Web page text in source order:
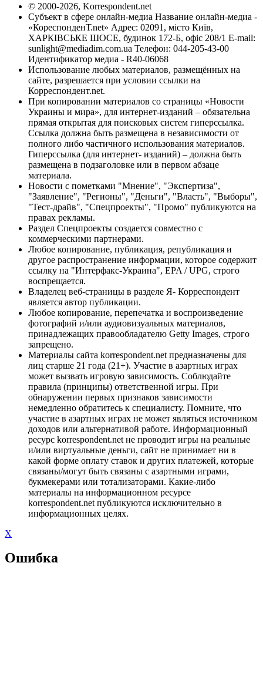
© 2000-2026, Korrespondent.net
Субъект в сфере онлайн-медиа Название онлайн-медиа -
«КореспонденТ.net» Адрес: 02091, місто Київ,
ХАРКІВСЬКЕ ШОСЕ, будинок 172-Б, офіс 208/1 E-mail:
sunlight@mediadim.com.ua Телефон: 044-205-43-00
Идентификатор медиа - R40-06068
Использование любых материалов, размещённых на
сайте, разрешается при условии ссылки на
Корреспондент.net.
При копировании материалов со страницы «Новости
Украины и мира», для интернет-изданий – обязательна
прямая открытая для поисковых систем гиперссылка.
Ссылка должна быть размещена в независимости от
полного либо частичного использования материалов.
Гиперссылка (для интернет- изданий) – должна быть
размещена в подзаголовке или в первом абзаце
материала.
Новости с пометками "Мнение", "Экспертиза",
"Заявление", "Регионы", "Деньги", "Власть", "Выборы",
"Тест-драйв", "Спецпроекты", "Промо" публикуются на
правах рекламы.
Раздел Спецпроекты создается совместно с
коммерческими партнерами.
Любое копирование, публикация, републикация и
другое распространение информации, которое содержит
ссылку на "Интерфакс-Украина", EPA / UPG, строго
воспрещается.
Владелец веб-страницы в разделе Я- Корреспондент
является автор публикации.
Любое копирование, перепечатка и воспроизведение
фотографий и/или аудиовизуальных материалов,
принадлежащих правообладателю Getty Images, строго
запрещено.
Материалы сайта korrespondent.net предназначены для
лиц старше 21 года (21+). Участие в азартных играх
может вызвать игровую зависимость. Соблюдайте
правила (принципы) ответственной игры. При
обнаружении первых признаков зависимости
немедленно обратитесь к специалисту. Помните, что
участие в азартных играх не может являться источником
доходов или альтернативой работе. Информационный
ресурс korrespondent.net не проводит игры на реальные
и/или виртуальные деньги, сайт не принимает ни в
какой форме оплату ставок и других платежей, которые
связаны/могут быть связаны с азартными играми,
букмекерами или тотализаторами. Какие-либо
материалы на информационном ресурсе
korrespondent.net публикуются исключительно в
информационных целях.
X
Ошибка